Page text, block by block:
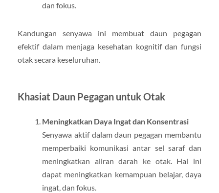
dan fokus.
Kandungan senyawa ini membuat daun pegagan
efektif dalam menjaga kesehatan kognitif dan fungsi
otak secara keseluruhan.
Khasiat Daun Pegagan untuk Otak
Meningkatkan Daya Ingat dan Konsentrasi
Senyawa aktif dalam daun pegagan membantu
memperbaiki komunikasi antar sel saraf dan
meningkatkan aliran darah ke otak. Hal ini
dapat meningkatkan kemampuan belajar, daya
ingat, dan fokus.